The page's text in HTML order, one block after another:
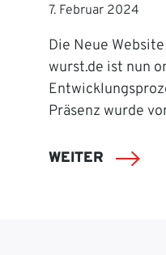
7. Februar 2024
Die Neue
wurst.de ist nun
Präsenz wurde
WEITER